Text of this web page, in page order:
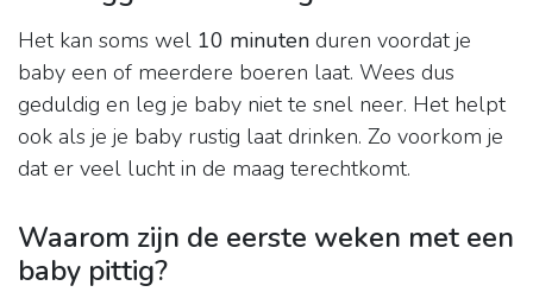
Het kan soms wel 10 minuten duren voordat je
baby een of meerdere boeren laat. Wees dus
geduldig en leg je baby niet te snel neer. Het helpt
ook als je je baby rustig laat drinken. Zo voorkom je
dat er veel lucht in de maag terechtkomt.
Waarom zijn de eerste weken met een
baby pittig?